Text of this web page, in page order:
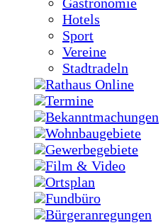
Hotels
Sport
Vereine
Stadtradeln
Rathaus Online
Termine
Bekanntmachungen
Wohnbaugebiete
Gewerbegebiete
Film & Video
Ortsplan
Fundbüro
Bürgeranregungen